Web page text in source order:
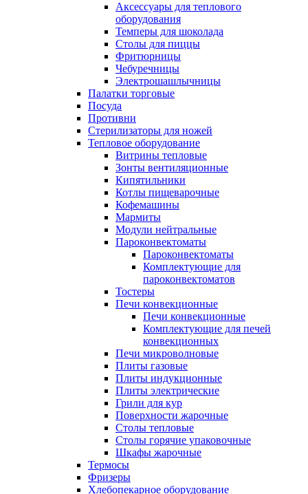
Аксессуары для теплового
оборудования
Темперы для шоколада
Столы для пиццы
Фритюрницы
Чебуречницы
Электрошашлычницы
Палатки торговые
Посуда
Противни
Стерилизаторы для ножей
Тепловое оборудование
Витрины тепловые
Зонты вентиляционные
Кипятильники
Котлы пищеварочные
Кофемашины
Мармиты
Модули нейтральные
Пароконвектоматы
Пароконвектоматы
Комплектующие для
пароконвектоматов
Тостеры
Печи конвекционные
Печи конвекционные
Комплектующие для печей
конвекционных
Печи микроволновые
Плиты газовые
Плиты индукционные
Плиты электрические
Грили для кур
Поверхности жарочные
Столы тепловые
Столы горячие упаковочные
Шкафы жарочные
Термосы
Фризеры
Хлебопекарное оборудование